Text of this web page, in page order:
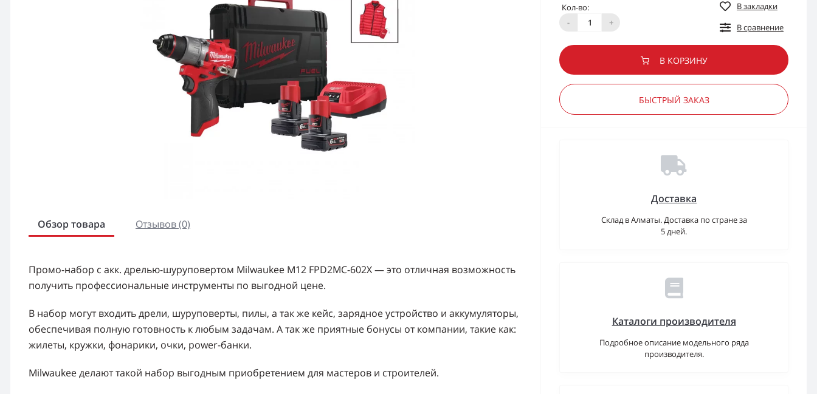
Обзор товара Отзывов (0)
Промо-набор с акк. дрелью-шуруповертом Milwaukee M12 FPD2MC-602X — это отличная возможность
получить профессиональные инструменты по выгодной цене.
В набор могут входить дрели, шуруповерты, пилы, а так же кейс, зарядное устройство и аккумуляторы,
обеспечивая полную готовность к любым задачам. А так же приятные бонусы от компании, такие как:
жилеты, кружки, фонарики, очки, power-банки.
Milwaukee делают такой набор выгодным приобретением для мастеров и строителей.
Кол-во:
-
+
В закладки
В сравнение
В КОРЗИНУ
БЫСТРЫЙ ЗАКАЗ
Доставка
Склад в Алматы. Доставка по стране за
5 дней.
Каталоги производителя
Подробное описание модельного ряда
производителя.